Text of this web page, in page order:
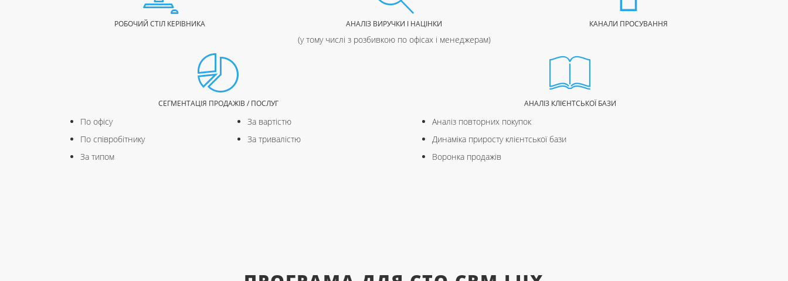
РОБОЧИЙ СТІЛ КЕРІВНИКА АНАЛІЗ ВИРУЧКИ І НАЦІНКИ
(у тому числі з розбивкою по офісах і менеджерам)
КАНАЛИ ПРОСУВАННЯ
СЕГМЕНТАЦІЯ ПРОДАЖІВ / ПОСЛУГ
По офісу
По співробітнику
За типом
За вартістю
За тривалістю
АНАЛІЗ КЛІЄНТСЬКОЇ БАЗИ
Аналіз повторних покупок
Динаміка приросту клієнтської бази
Воронка продажів